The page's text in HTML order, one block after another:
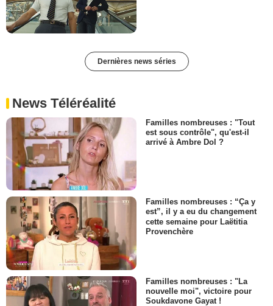
Dernières news séries
News Téléréalité
Familles nombreuses : "Tout
est sous contrôle", qu'est-il
arrivé à Ambre Dol ?
Familles nombreuses : “Ça y
est”, il y a eu du changement
cette semaine pour Laëtitia
Provenchère
Familles nombreuses : "La
nouvelle moi", victoire pour
Soukdavone Gayat !